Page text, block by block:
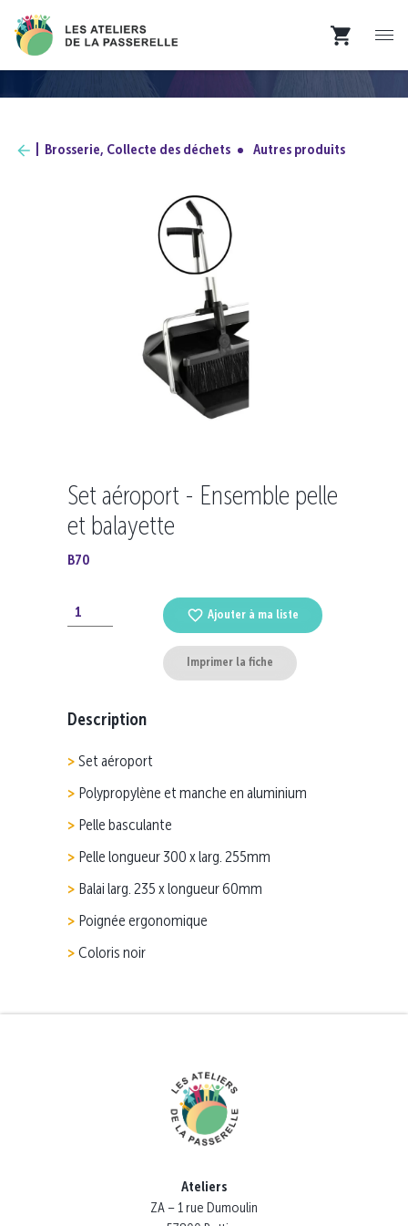
Brosserie, Collecte des déchets Autres produits
Set aéroport - Ensemble pelle
et balayette
B70
Ajouter à ma liste
Imprimer la fiche
Description
Set aéroport
Polypropylène et manche en aluminium
Pelle basculante
Pelle longueur 300 x larg. 255mm
Balai larg. 235 x longueur 60mm
Poignée ergonomique
Coloris noir
Ateliers
ZA – 1 rue Dumoulin